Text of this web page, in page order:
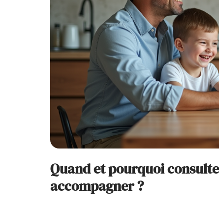
Quand et pourquoi
accompagner ?